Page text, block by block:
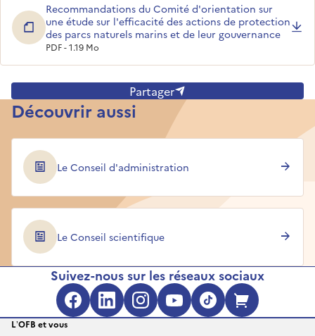
Recommandations du Comité d'orientation sur
une étude sur l'efficacité des actions de protection
des parcs naturels marins et de leur gouvernance
PDF - 1.19 Mo
Partager
Découvrir aussi
Le Conseil d'administration
Le Conseil scientifique
Suivez-nous sur les réseaux sociaux
Facebook (s'ouvre dans une
LinkedIn (s'ouvre dans
Instagram (s'ouvre
YouTube
TikTok
L’OFB et vous